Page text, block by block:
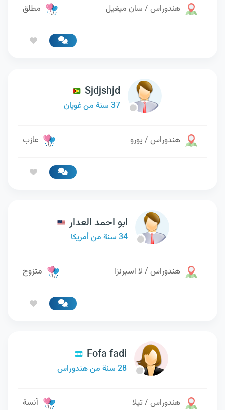
هندوراس / سان ميغيل مطلق
Sjdjshjd
37 سنة من غويان
هندوراس / يورو عازب
ابو احمد العدار
34 سنة من أمريكا
هندوراس / لا اسبرنزا متزوج
Fofa fadi
28 سنة من هندوراس
هندوراس / تيلا آنسة